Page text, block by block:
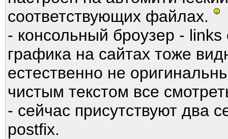
соответствующих файлах.
- консольный броузер -
графика на сайтах тоже
естественно не
чистым текстом все
- сейчас присутствуют два
postfix.